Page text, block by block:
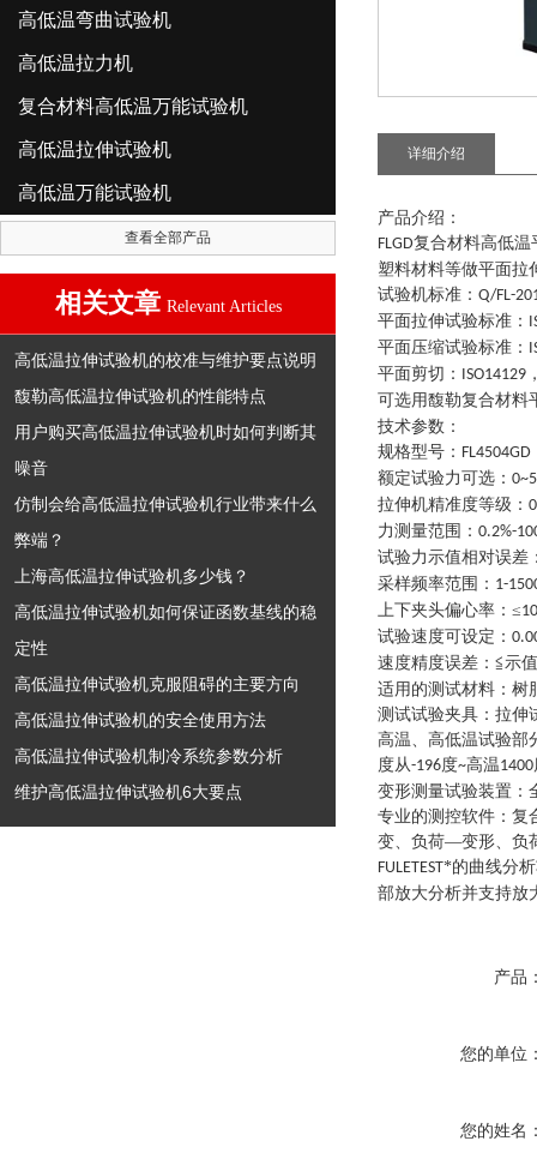
高低温弯曲试验机
高低温拉力机
复合材料高低温万能试验机
高低温拉伸试验机
高低温万能试验机
查看全部产品
相关文章 Relevant Articles
高低温拉伸试验机的校准与维护要点说明
馥勒高低温拉伸试验机的性能特点
用户购买高低温拉伸试验机时如何判断其
噪音
仿制会给高低温拉伸试验机行业带来什么
弊端？
上海高低温拉伸试验机多少钱？
高低温拉伸试验机如何保证函数基线的稳
定性
高低温拉伸试验机克服阻碍的主要方向
高低温拉伸试验机的安全使用方法
高低温拉伸试验机制冷系统参数分析
维护高低温拉伸试验机6大要点
详细介绍
产品介绍：
FLGD复合材料高低温
塑料材料等做平面拉
试验机标准 ： Q/FL-
平面拉伸试验标准：
平面压缩试验标准：
平面剪切： ISO14129
可选用馥勒复合材料
技术参数：
规格型号 ： FL4504GD
额定试验力可选 ：
拉伸机精准度等级 ：
力测量范围 ： 0.2%-
试验力示值相对误差
采样频率范围 ： 1-
上下夹头偏心率 ： ≤10
试验速度可设定 ：
速度精度误差 ： ≦示
适用的测试材料 ： 树
测试试验夹具 ： 拉伸
高温、高低温试验部
度从-196度~高温1400
变形测量试验装置 ：
专业的测控软件 ： 复
变、负荷—变形、负
FULETEST*的曲线分
部放大分析并支持放
产品
您的单位
您的姓名